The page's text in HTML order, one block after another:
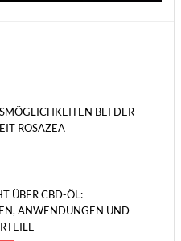
BEI DER
ROSAZEA
ÜBER CBD-ÖL:
ANWENDUNGEN UND